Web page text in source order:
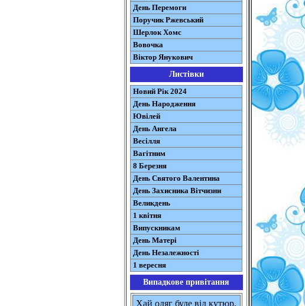
День Перемоги
Поручик Ржевський
Шерлок Хомс
Вовочка
Віктор Янукович
Листівки
Новий Рік 2024
День Народження
Ювілей
День Ангела
Весілля
Вагітним
8 Березня
День Святого Валентина
День Захисника Вітчизни
Великдень
1 квітня
Випускникам
День Матері
День Незалежності
1 вересня
Випадкове привітання
Хай одяг буде від кутюр,